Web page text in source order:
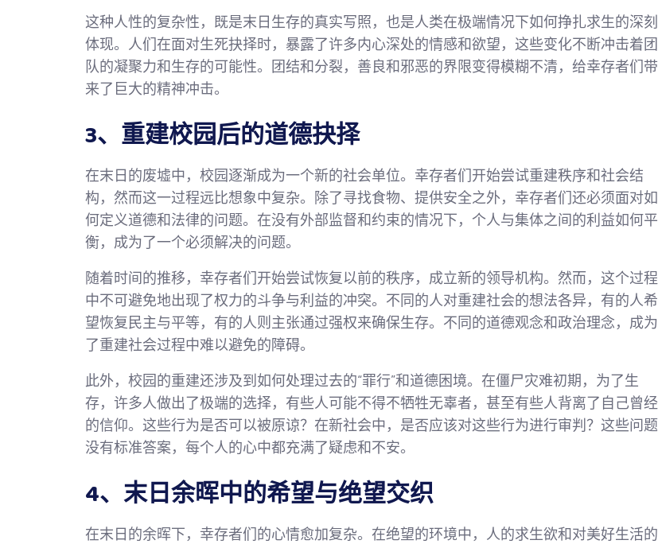
这种人性的复杂性，既是末日生存的真实写照，也是人类在极端情况下如何挣扎求生的深刻
体现。人们在面对生死抉择时，暴露了许多内心深处的情感和欲望，这些变化不断冲击着团
队的凝聚力和生存的可能性。团结和分裂，善良和邪恶的界限变得模糊不清，给幸存者们带
来了巨大的精神冲击。
3、重建校园后的道德抉择
在末日的废墟中，校园逐渐成为一个新的社会单位。幸存者们开始尝试重建秩序和社会结
构，然而这一过程远比想象中复杂。除了寻找食物、提供安全之外，幸存者们还必须面对如
何定义道德和法律的问题。在没有外部监督和约束的情况下，个人与集体之间的利益如何平
衡，成为了一个必须解决的问题。
随着时间的推移，幸存者们开始尝试恢复以前的秩序，成立新的领导机构。然而，这个过程
中不可避免地出现了权力的斗争与利益的冲突。不同的人对重建社会的想法各异，有的人希
望恢复民主与平等，有的人则主张通过强权来确保生存。不同的道德观念和政治理念，成为
了重建社会过程中难以避免的障碍。
此外，校园的重建还涉及到如何处理过去的“罪行”和道德困境。在僵尸灾难初期，为了生
存，许多人做出了极端的选择，有些人可能不得不牺牲无辜者，甚至有些人背离了自己曾经
的信仰。这些行为是否可以被原谅？在新社会中，是否应该对这些行为进行审判？这些问题
没有标准答案，每个人的心中都充满了疑虑和不安。
4、末日余晖中的希望与绝望交织
在末日的余晖下，幸存者们的心情愈加复杂。在绝望的环境中，人的求生欲和对美好生活的